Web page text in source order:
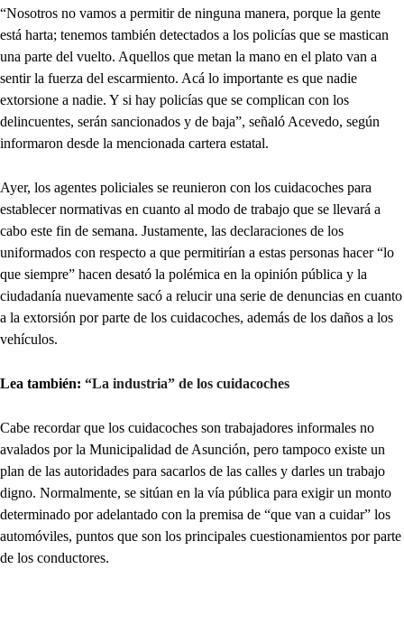
“Nosotros no vamos a permitir de ninguna manera, porque la gente
está harta; tenemos también detectados a los policías que se mastican
una parte del vuelto. Aquellos que metan la mano en el plato van a
sentir la fuerza del escarmiento. Acá lo importante es que nadie
extorsione a nadie. Y si hay policías que se complican con los
delincuentes, serán sancionados y de baja”, señaló Acevedo, según
informaron desde la mencionada cartera estatal.
Ayer, los agentes policiales se reunieron con los cuidacoches para
establecer normativas en cuanto al modo de trabajo que se llevará a
cabo este fin de semana. Justamente, las declaraciones de los
uniformados con respecto a que permitirían a estas personas hacer “lo
que siempre” hacen desató la polémica en la opinión pública y la
ciudadanía nuevamente sacó a relucir una serie de denuncias en cuanto
a la extorsión por parte de los cuidacoches, además de los daños a los
vehículos.
Lea también: “La industria” de los cuidacoches
Cabe recordar que los cuidacoches son trabajadores informales no
avalados por la Municipalidad de Asunción, pero tampoco existe un
plan de las autoridades para sacarlos de las calles y darles un trabajo
digno. Normalmente, se sitúan en la vía pública para exigir un monto
determinado por adelantado con la premisa de “que van a cuidar” los
automóviles, puntos que son los principales cuestionamientos por parte
de los conductores.